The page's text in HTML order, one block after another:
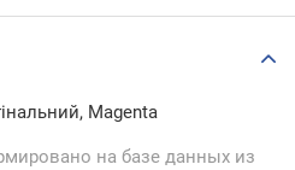
Magenta
на базе данных из